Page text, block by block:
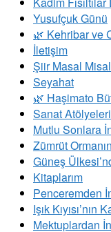
Yusufçuk Günü
​🌿 Kehribar ve
İletişim
Şiir Masal Misal
Seyahat
🌿 Haşimato
Sanat Atölyeleri
Mutlu Sonlara
Zümrüt
Güneş
Kitaplarım
Penceremden
Işık Kıyısı’nın
Mektuplardan